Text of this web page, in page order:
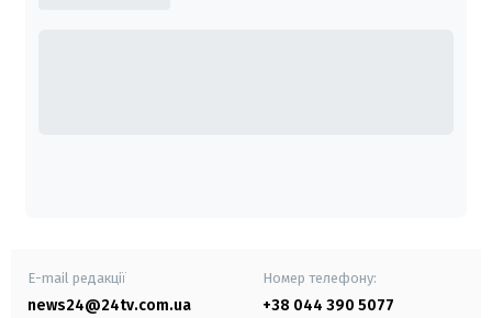
E-mail редакції
news24@24tv.com.ua
Номер телефону:
+38 044 390 5077